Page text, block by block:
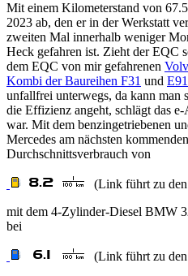
Mit einem Kilometerstand von
2023 ab, den er in der Werkstatt
zweiten Mal innerhalb weniger
Heck gefahren ist. Zieht der EQC
dem EQC von mir gefahrenen
Kombi der Baureihen F31 und E91
unfallfrei unterwegs, da kann man
die Effizienz angeht, schlägt das
war. Mit dem benzingetriebenen
Mercedes am nächsten
Durchschnittsverbrauch von
(Link führt zu den
mit dem 4-Zylinder-Diesel BMW
bei
(Link führt zu den